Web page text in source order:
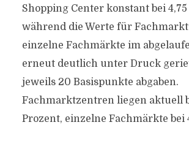
Shopping Center konstant bei
während die Werte für
einzelne Fachmärkte im
erneut deutlich unter Druck
jeweils 20 Basispunkte abgaben.
Fachmarktzentren liegen aktuell
Prozent, einzelne Fachmärkte bei